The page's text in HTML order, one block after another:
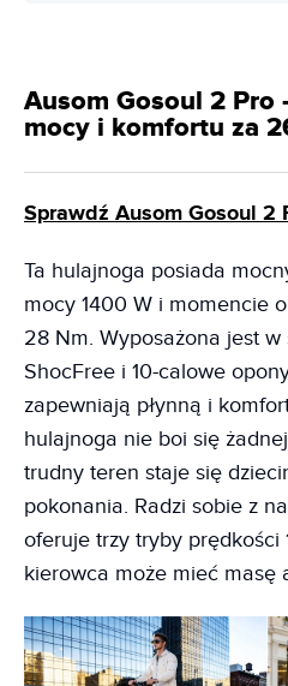
Ausom Gosoul 2 Pro
mocy i komfortu za
Sprawdź Ausom Gosoul 2
Ta hulajnoga posiada
mocy 1400 W i momencie
28 Nm. Wyposażona jest w
ShocFree i 10-calowe
zapewniają płynną i
hulajnoga nie boi się
trudny teren staje się
pokonania. Radzi sobie z
oferuje trzy tryby prędkości
kierowca może mieć masę